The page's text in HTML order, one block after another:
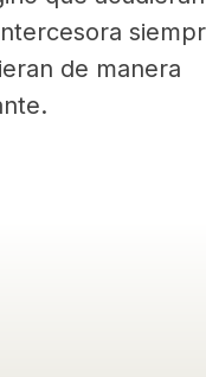
de manera